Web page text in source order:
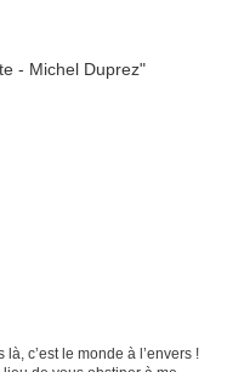
là, c’est le monde à l’envers !